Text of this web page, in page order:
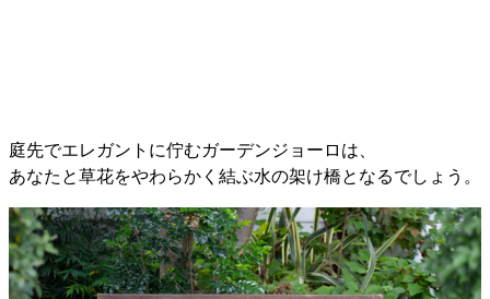
庭先でエレガントに佇むガーデンジョーロは、
あなたと草花をやわらかく結ぶ水の架け橋となるでしょう。